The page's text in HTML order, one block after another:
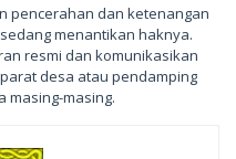
pencerahan dan ketenangan
menantikan haknya.
resmi dan komunikasikan
desa atau pendamping
masing-masing.